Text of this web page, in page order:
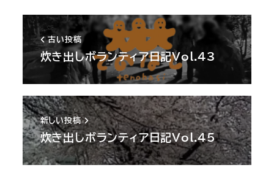
古い投稿
炊き出しボランティア日記Vol.43
新しい投稿
炊き出しボランティア日記Vol.45